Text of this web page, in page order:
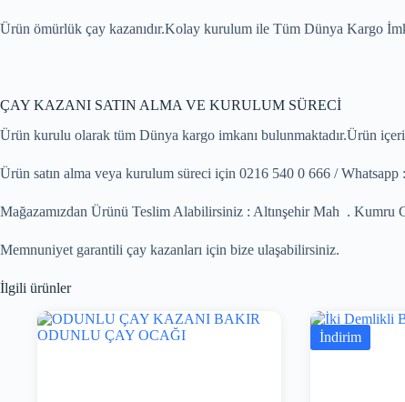
Ürün ömürlük çay kazanıdır.Kolay kurulum ile Tüm Dünya Kargo
ÇAY KAZANI SATIN ALMA VE KURULUM SÜRECİ
Ürün kurulu olarak tüm Dünya kargo imkanı bulunmaktadır.Ürün
Ürün satın alma veya kurulum süreci için 0216 540 0 666 /
Mağazamızdan Ürünü Teslim Alabilirsiniz : Altınşehir Mah . Kumru
Memnuniyet garantili çay kazanları için bize ulaşabilirsiniz.
İlgili ürünler
İndirim